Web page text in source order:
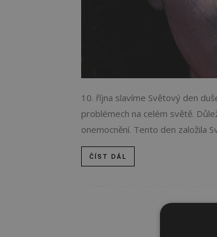
10. října slavíme Světový den
problémech na celém světě.
onemocnění. Tento den založila
ČÍST DÁL